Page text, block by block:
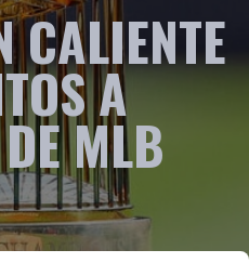
CALIENTE
A
MLB